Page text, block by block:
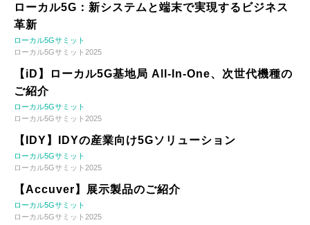
ローカル5G：新システムと端末で実現するビジネス
革新
ローカル5Gサミット
ローカル5Gサミット2025
【iD】ローカル5G基地局 All-In-One、次世代機種の
ご紹介
ローカル5Gサミット
ローカル5Gサミット2025
【IDY】IDYの産業向け5Gソリューション
ローカル5Gサミット
ローカル5Gサミット2025
【Accuver】展示製品のご紹介
ローカル5Gサミット
ローカル5Gサミット2025